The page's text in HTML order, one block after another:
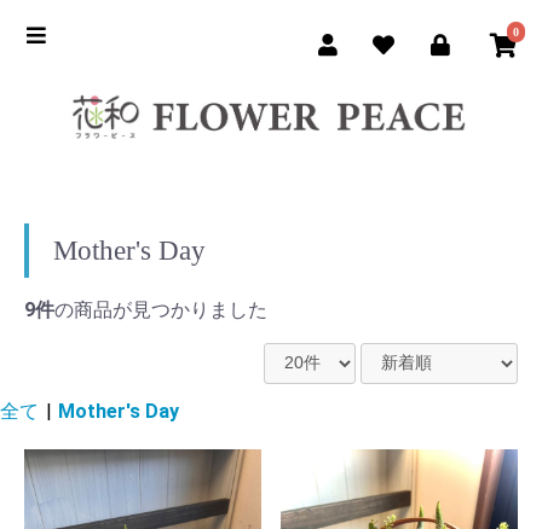
0
Mother's Day
9件の商品が見つかりました
全て | Mother's Day